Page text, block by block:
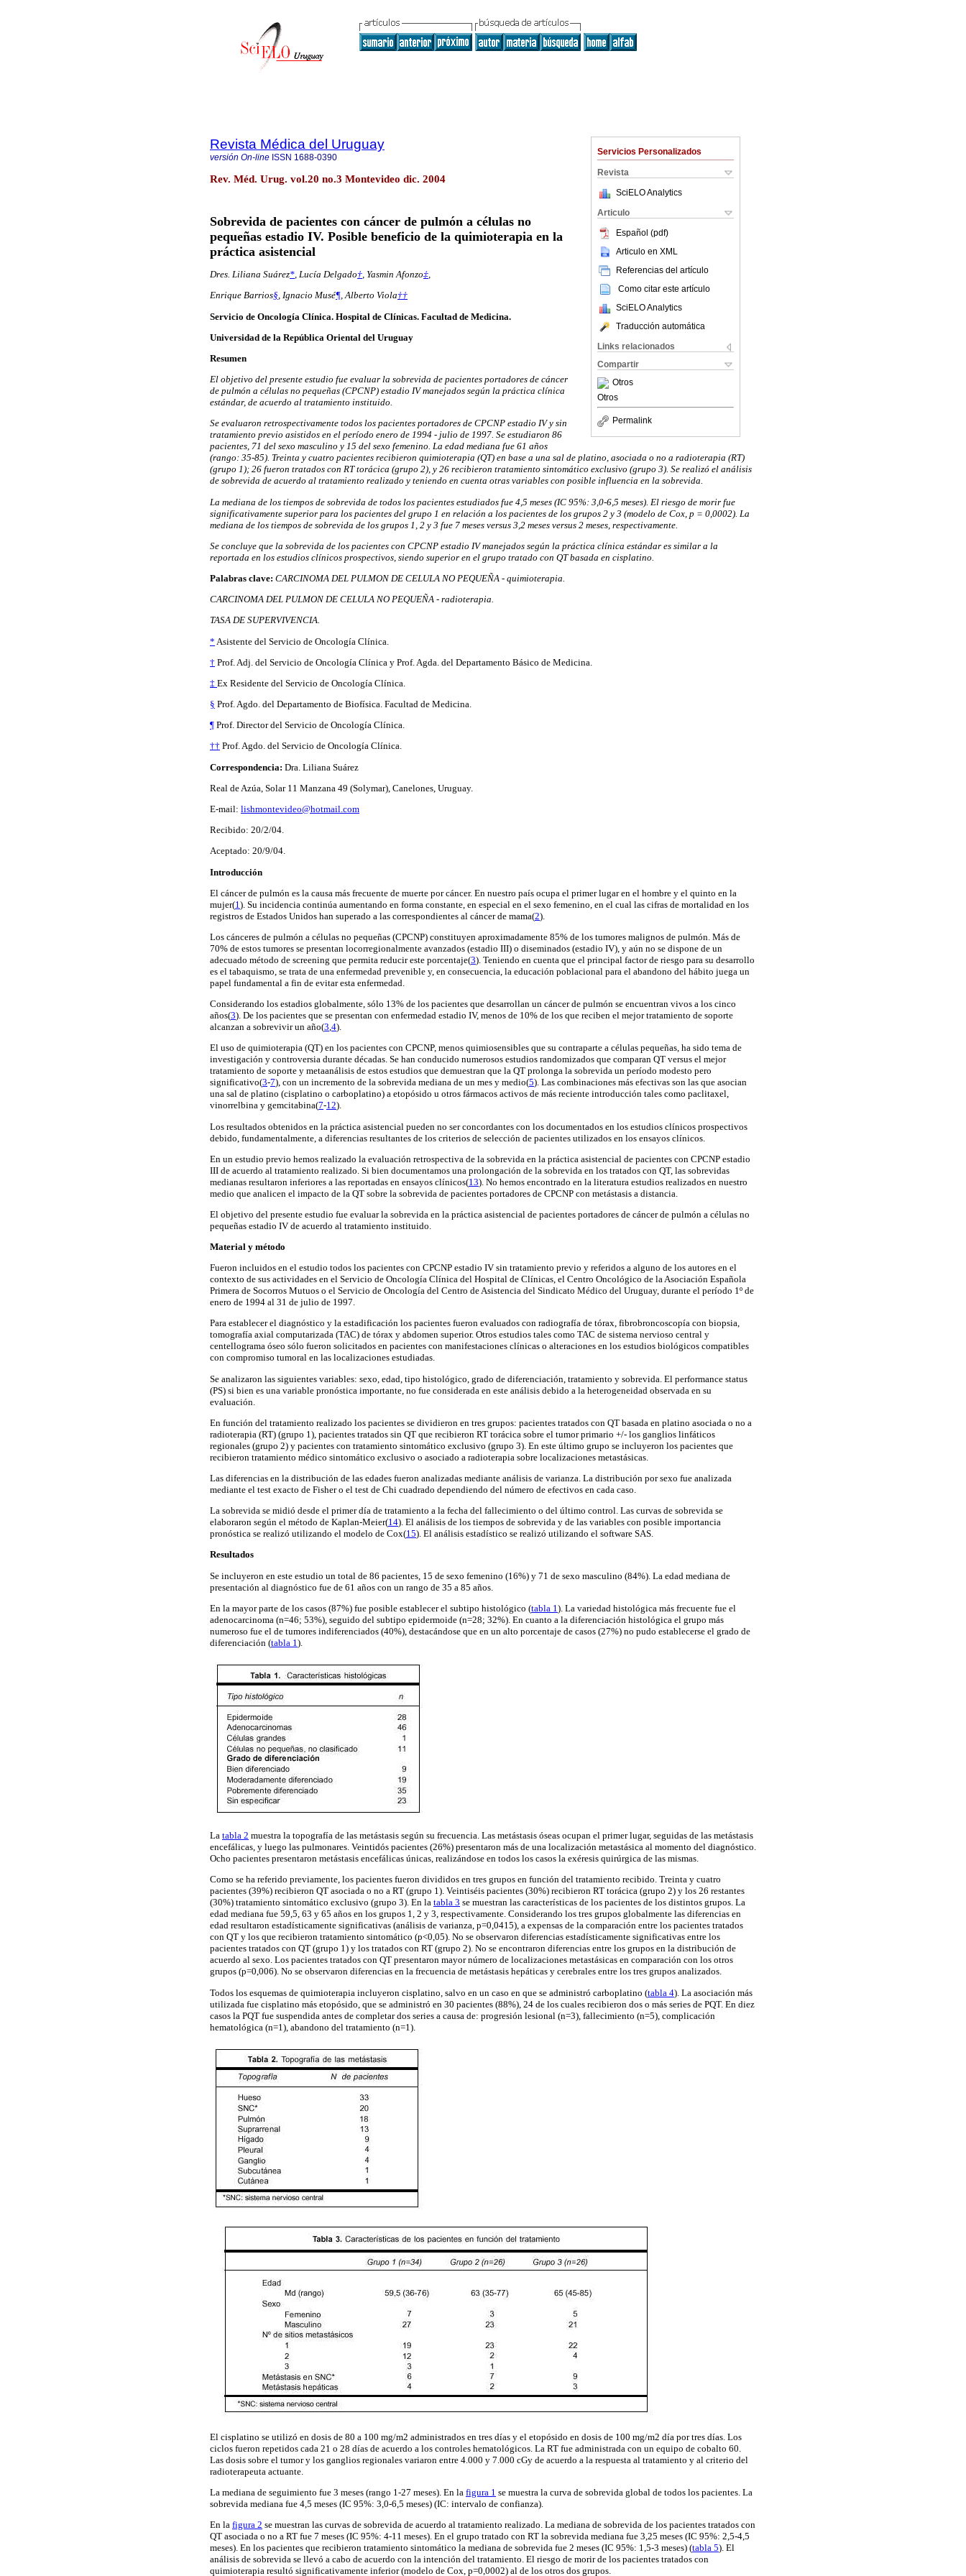
Servicios Personalizados
Revista
SciELO Analytics
Articulo
Español (pdf)
Articulo en XML
Referencias del artículo
Como citar este artículo
SciELO Analytics
Traducción automática
Links relacionados
Compartir
Otros
Otros
Permalink
Revista Médica del Uruguay
versión On-line ISSN 1688-0390
Rev. Méd. Urug. vol.20 no.3 Montevideo dic. 2004
Sobrevida de pacientes con cáncer de pulmón a células no
pequeñas estadio IV. Posible beneficio de la quimioterapia en la
práctica asistencial
Dres. Liliana Suárez*, Lucía Delgado†, Yasmin Afonzo‡,
Enrique Barrios§, Ignacio Musé¶,Alberto Viola††
Servicio de Oncología Clínica. Hospital de Clínicas. Facultad de Medicina.
Universidad de la República Oriental del Uruguay
Resumen
El objetivo del presente estudio fue evaluar la sobrevida de pacientes portadores de cáncer
de pulmón a células no pequeñas (CPCNP) estadio IV manejados según la práctica clínica
estándar, de acuerdo al tratamiento instituido.
Se evaluaron retrospectivamente todos los pacientes portadores de CPCNP estadio IV y sin
tratamiento previo asistidos en el período enero de 1994 - julio de 1997. Se estudiaron 86
pacientes, 71 del sexo masculino y 15 del sexo femenino. La edad mediana fue 61 años
(rango: 35-85). Treinta y cuatro pacientes recibieron quimioterapia (QT) en base a una sal de platino, asociada o no a radioterapia (RT)
(grupo 1); 26 fueron tratados con RT torácica (grupo 2), y 26 recibieron tratamiento sintomático exclusivo (grupo 3). Se realizó el análisis
de sobrevida de acuerdo al tratamiento realizado y teniendo en cuenta otras variables con posible influencia en la sobrevida.
La mediana de los tiempos de sobrevida de todos los pacientes estudiados fue 4,5 meses (IC 95%: 3,0-6,5 meses). El riesgo de morir fue
significativamente superior para los pacientes del grupo 1 en relación a los pacientes de los grupos 2 y 3 (modelo de Cox, p = 0,0002). La
mediana de los tiempos de sobrevida de los grupos 1, 2 y 3 fue 7 meses versus 3,2 meses versus 2 meses, respectivamente.
Se concluye que la sobrevida de los pacientes con CPCNP estadio IV manejados según la práctica clínica estándar es similar a la
reportada en los estudios clínicos prospectivos, siendo superior en el grupo tratado con QT basada en cisplatino.
Palabras clave: CARCINOMA DEL PULMON DE CELULA NO PEQUEÑA - quimioterapia.
CARCINOMA DEL PULMON DE CELULA NO PEQUEÑA - radioterapia.
TASA DE SUPERVIVENCIA.
* Asistente del Servicio de Oncología Clínica.
† Prof. Adj. del Servicio de Oncología Clínica y Prof. Agda. del Departamento Básico de Medicina.
‡ Ex Residente del Servicio de Oncología Clínica.
§ Prof. Agdo. del Departamento de Biofísica. Facultad de Medicina.
¶ Prof. Director del Servicio de Oncología Clínica.
†† Prof. Agdo. del Servicio de Oncología Clínica.
Correspondencia: Dra. Liliana Suárez
Real de Azúa, Solar 11 Manzana 49 (Solymar), Canelones, Uruguay.
E-mail: lishmontevideo@hotmail.com
Recibido: 20/2/04.
Aceptado: 20/9/04.
Introducción
El cáncer de pulmón es la causa más frecuente de muerte por cáncer. En nuestro país ocupa el primer lugar en el hombre y el quinto en la
mujer(1 ). Su incidencia continúa aumentando en forma constante, en especial en el sexo femenino, en el cual las cifras de mortalidad en los
registros de Estados Unidos han superado a las correspondientes al cáncer de mama(2).
Los cánceres de pulmón a células no pequeñas (CPCNP) constituyen aproximadamente 85% de los tumores malignos de pulmón. Más de
70% de estos tumores se presentan locorregionalmente avanzados (estadio III) o diseminados (estadio IV), y aún no se dispone de un
adecuado método de screening que permita reducir este porcentaje(3). Teniendo en cuenta que el principal factor de riesgo para su desarrollo
es el tabaquismo, se trata de una enfermedad prevenible y, en consecuencia, la educación poblacional para el abandono del hábito juega un
papel fundamental a fin de evitar esta enfermedad.
Considerando los estadios globalmente, sólo 13% de los pacientes que desarrollan un cáncer de pulmón se encuentran vivos a los cinco
años(3). De los pacientes que se presentan con enfermedad estadio IV, menos de 10% de los que reciben el mejor tratamiento de soporte
alcanzan a sobrevivir un año(3,4).
El uso de quimioterapia (QT) en los pacientes con CPCNP, menos quimiosensibles que su contraparte a células pequeñas, ha sido tema de
investigación y controversia durante décadas. Se han conducido numerosos estudios randomizados que comparan QT versus el mejor
tratamiento de soporte y metaanálisis de estos estudios que demuestran que la QT prolonga la sobrevida un período modesto pero
significativo(3-7), con un incremento de la sobrevida mediana de un mes y medio(5). Las combinaciones más efectivas son las que asocian
una sal de platino (cisplatino o carboplatino) a etopósido u otros fármacos activos de más reciente introducción tales como paclitaxel,
vinorrelbina y gemcitabina(7-12).
Los resultados obtenidos en la práctica asistencial pueden no ser concordantes con los documentados en los estudios clínicos prospectivos
debido, fundamentalmente, a diferencias resultantes de los criterios de selección de pacientes utilizados en los ensayos clínicos.
En un estudio previo hemos realizado la evaluación retrospectiva de la sobrevida en la práctica asistencial de pacientes con CPCNP estadio
III de acuerdo al tratamiento realizado. Si bien documentamos una prolongación de la sobrevida en los tratados con QT, las sobrevidas
medianas resultaron inferiores a las reportadas en ensayos clínicos(13). No hemos encontrado en la literatura estudios realizados en nuestro
medio que analicen el impacto de la QT sobre la sobrevida de pacientes portadores de CPCNP con metástasis a distancia.
El objetivo del presente estudio fue evaluar la sobrevida en la práctica asistencial de pacientes portadores de cáncer de pulmón a células no
pequeñas estadio IV de acuerdo al tratamiento instituido.
Material y método
Fueron incluidos en el estudio todos los pacientes con CPCNP estadio IV sin tratamiento previo y referidos a alguno de los autores en el
contexto de sus actividades en el Servicio de Oncología Clínica del Hospital de Clínicas, el Centro Oncológico de la Asociación Española
Primera de Socorros Mutuos o el Servicio de Oncología del Centro de Asistencia del Sindicato Médico del Uruguay, durante el período 1º de
enero de 1994 al 31 de julio de 1997.
Para establecer el diagnóstico y la estadificación los pacientes fueron evaluados con radiografía de tórax, fibrobroncoscopía con biopsia,
tomografía axial computarizada (TAC) de tórax y abdomen superior. Otros estudios tales como TAC de sistema nervioso central y
centellograma óseo sólo fueron solicitados en pacientes con manifestaciones clínicas o alteraciones en los estudios biológicos compatibles
con compromiso tumoral en las localizaciones estudiadas.
Se analizaron las siguientes variables: sexo, edad, tipo histológico, grado de diferenciación, tratamiento y sobrevida. El performance status
(PS) si bien es una variable pronóstica importante, no fue considerada en este análisis debido a la heterogeneidad observada en su
evaluación.
En función del tratamiento realizado los pacientes se dividieron en tres grupos: pacientes tratados con QT basada en platino asociada o no a
radioterapia (RT) (grupo 1), pacientes tratados sin QT que recibieron RT torácica sobre el tumor primario +/- los ganglios linfáticos
regionales (grupo 2) y pacientes con tratamiento sintomático exclusivo (grupo 3). En este último grupo se incluyeron los pacientes que
recibieron tratamiento médico sintomático exclusivo o asociado a radioterapia sobre localizaciones metastásicas.
Las diferencias en la distribución de las edades fueron analizadas mediante análisis de varianza. La distribución por sexo fue analizada
mediante el test exacto de Fisher o el test de Chi cuadrado dependiendo del número de efectivos en cada caso.
La sobrevida se midió desde el primer día de tratamiento a la fecha del fallecimiento o del último control. Las curvas de sobrevida se
elaboraron según el método de Kaplan-Meier(14). El análisis de los tiempos de sobrevida y de las variables con posible importancia
pronóstica se realizó utilizando el modelo de Cox(15). El análisis estadístico se realizó utilizando el software SAS.
Resultados
Se incluyeron en este estudio un total de 86 pacientes, 15 de sexo femenino (16%) y 71 de sexo masculino (84%). La edad mediana de
presentación al diagnóstico fue de 61 años con un rango de 35 a 85 años.
En la mayor parte de los casos (87%) fue posible establecer el subtipo histológico (tabla 1 ). La variedad histológica más frecuente fue el
adenocarcinoma (n=46; 53%), seguido del subtipo epidermoide (n=28; 32%). En cuanto a la diferenciación histológica el grupo más
numeroso fue el de tumores indiferenciados (40%), destacándose que en un alto porcentaje de casos (27%) no pudo establecerse el grado de
diferenciación (tabla 1 ).
La tabla 2 muestra la topografía de las metástasis según su frecuencia. Las metástasis óseas ocupan el primer lugar, seguidas de las metástasis
encefálicas, y luego las pulmonares. Veintidós pacientes (26%) presentaron más de una localización metastásica al momento del diagnóstico.
Ocho pacientes presentaron metástasis encefálicas únicas, realizándose en todos los casos la exéresis quirúrgica de las mismas.
Como se ha referido previamente, los pacientes fueron divididos en tres grupos en función del tratamiento recibido. Treinta y cuatro
pacientes (39%) recibieron QT asociada o no a RT (grupo 1). Veintiséis pacientes (30%) recibieron RT torácica (grupo 2) y los 26 restantes
(30%) tratamiento sintomático exclusivo (grupo 3). En la tabla 3 se muestran las características de los pacientes de los distintos grupos. La
edad mediana fue 59,5, 63 y 65 años en los grupos 1, 2 y 3, respectivamente. Considerando los tres grupos globalmente las diferencias en
edad resultaron estadísticamente significativas (análisis de varianza, p=0,0415), a expensas de la comparación entre los pacientes tratados
con QT y los que recibieron tratamiento sintomático (p<0,05). No se observaron diferencias estadísticamente significativas entre los
pacientes tratados con QT (grupo 1) y los tratados con RT (grupo 2). No se encontraron diferencias entre los grupos en la distribución de
acuerdo al sexo. Los pacientes tratados con QT presentaron mayor número de localizaciones metastásicas en comparación con los otros
grupos (p=0,006). No se observaron diferencias en la frecuencia de metástasis hepáticas y cerebrales entre los tres grupos analizados.
Todos los esquemas de quimioterapia incluyeron cisplatino, salvo en un caso en que se administró carboplatino (tabla 4). La asociación más
utilizada fue cisplatino más etopósido, que se administró en 30 pacientes (88%), 24 de los cuales recibieron dos o más series de PQT. En diez
casos la PQT fue suspendida antes de completar dos series a causa de: progresión lesional (n=3), fallecimiento (n=5), complicación
hematológica (n=1), abandono del tratamiento (n=1).
El cisplatino se utilizó en dosis de 80 a 100 mg/m2 administrados en tres días y el etopósido en dosis de 100 mg/m2 día por tres días. Los
ciclos fueron repetidos cada 21 o 28 días de acuerdo a los controles hematológicos. La RT fue administrada con un equipo de cobalto 60.
Las dosis sobre el tumor y los ganglios regionales variaron entre 4.000 y 7.000 cGy de acuerdo a la respuesta al tratamiento y al criterio del
radioterapeuta actuante.
La mediana de seguimiento fue 3 meses (rango 1-27 meses). En la figura 1 se muestra la curva de sobrevida global de todos los pacientes. La
sobrevida mediana fue 4,5 meses (IC 95%: 3,0-6,5 meses) (IC: intervalo de confianza).
En la figura 2 se muestran las curvas de sobrevida de acuerdo al tratamiento realizado. La mediana de sobrevida de los pacientes tratados con
QT asociada o no a RT fue 7 meses (IC 95%: 4-11 meses). En el grupo tratado con RT la sobrevida mediana fue 3,25 meses (IC 95%: 2,5-4,5
meses). En los pacientes que recibieron tratamiento sintomático la mediana de sobrevida fue 2 meses (IC 95%: 1,5-3 meses) (tabla 5). El
análisis de sobrevida se llevó a cabo de acuerdo con la intención del tratamiento. El riesgo de morir de los pacientes tratados con
quimioterapia resultó significativamente inferior (modelo de Cox, p=0,0002) al de los otros dos grupos.